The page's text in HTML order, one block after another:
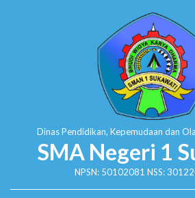
Dinas Pendidikan, Kepemudaan dan
SMA Negeri 1
NPSN: 50102081 NSS: